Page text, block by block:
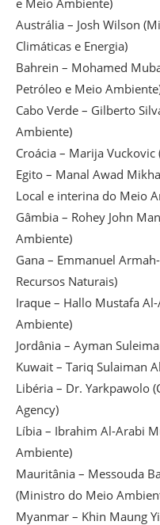
Austrália – Josh Wilson
Climáticas e Energia)
Bahrein – Mohamed
Petróleo e Meio
Cabo Verde – Gilberto
Ambiente)
Croácia – Marija
Egito – Manal Awad
Local e interina do Meio
Gâmbia – Rohey John
Ambiente)
Gana – Emmanuel
Recursos Naturais)
Iraque – Hallo Mustafa
Ambiente)
Jordânia – Ayman
Kuwait – Tariq Sulaiman
Libéria – Dr. Yarkpawolo
Agency)
Líbia – Ibrahim Al-Arabi
Ambiente)
Mauritânia – Messouda
(Ministro do Meio
Myanmar – Khin Maung